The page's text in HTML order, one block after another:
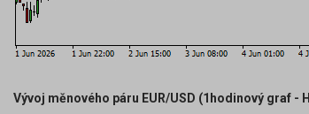
Vývoj měnového páru EUR/USD (1hodinový graf -